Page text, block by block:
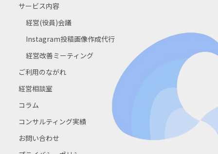
サービス内容
経営(役員)会議
Instagram投稿画像作成代行
経営改善ミーティング
ご利用のながれ
経営相談室
コラム
コンサルティング実績
お問い合わせ